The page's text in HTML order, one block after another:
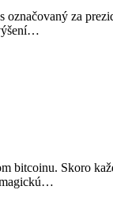
označovaný za
bitcoinu. Skoro
magickú…